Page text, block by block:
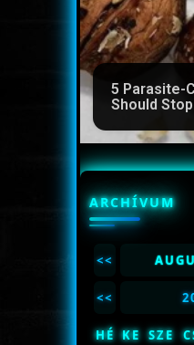
5 Parasite-
Should
ARCHÍVUM
<<
<<
HÉ KE SZE